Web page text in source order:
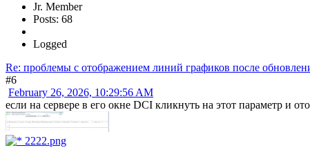
Jr. Member
Posts: 68
Logged
Re: проблемы с отображением линий графиков после
#6
February 26, 2026, 10:29:56 AM
если на сервере в его окне DCI кликнуть на этот параметр и
2222.png